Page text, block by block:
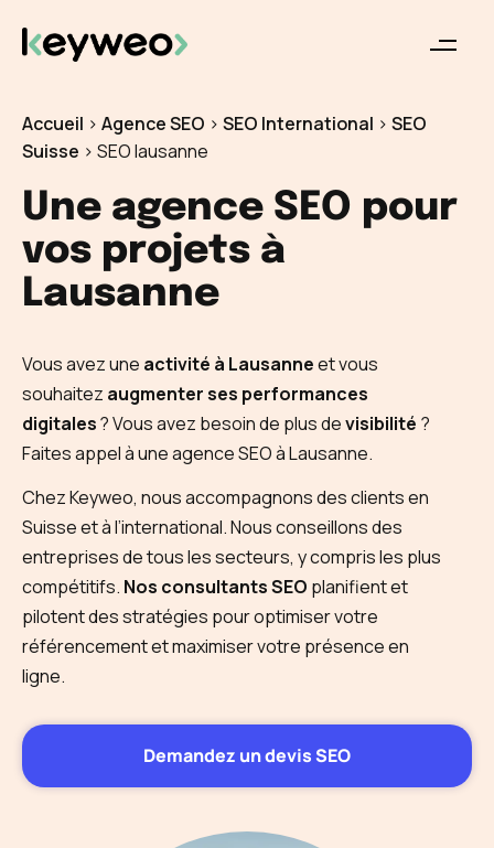
Accueil > Agence SEO > SEO International > SEO
Suisse > SEO lausanne
Une agence SEO pour
vos projets à
Lausanne
Vous avez une activité à Lausanneet vous
souhaitez augmenter ses performances
digitales? Vous avez besoin de plus devisibilité ?
Faites appel à une agence SEO à Lausanne.
Chez Keyweo, nous accompagnons des clients en
Suisse et à l’international. Nous conseillons des
entreprises de tous les secteurs, y compris les plus
compétitifs. Nos consultants SEO planifient et
pilotent des stratégies pour optimiser votre
référencement et maximiser votre présence en
ligne.
Demandez un devis SEO